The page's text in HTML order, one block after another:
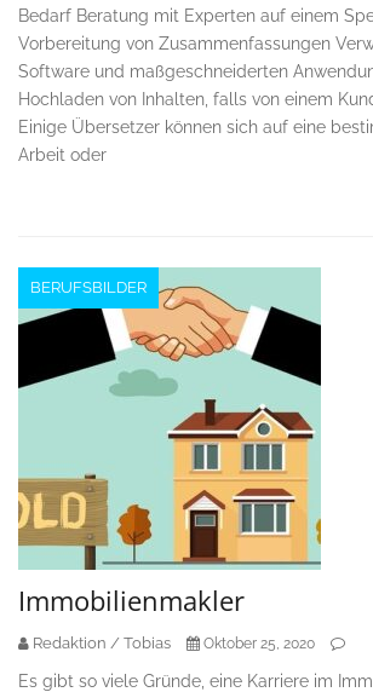
Bedarf Beratung mit Experten auf einem
Vorbereitung von Zusammenfassungen
Software und maßgeschneiderten
Hochladen von Inhalten, falls von einem
Einige Übersetzer können sich auf eine
Arbeit oder
BERUFSBILDER
Immobilienmakler
Redaktion / Tobias Oktober 25, 2020
Es gibt so viele Gründe, eine Karriere im